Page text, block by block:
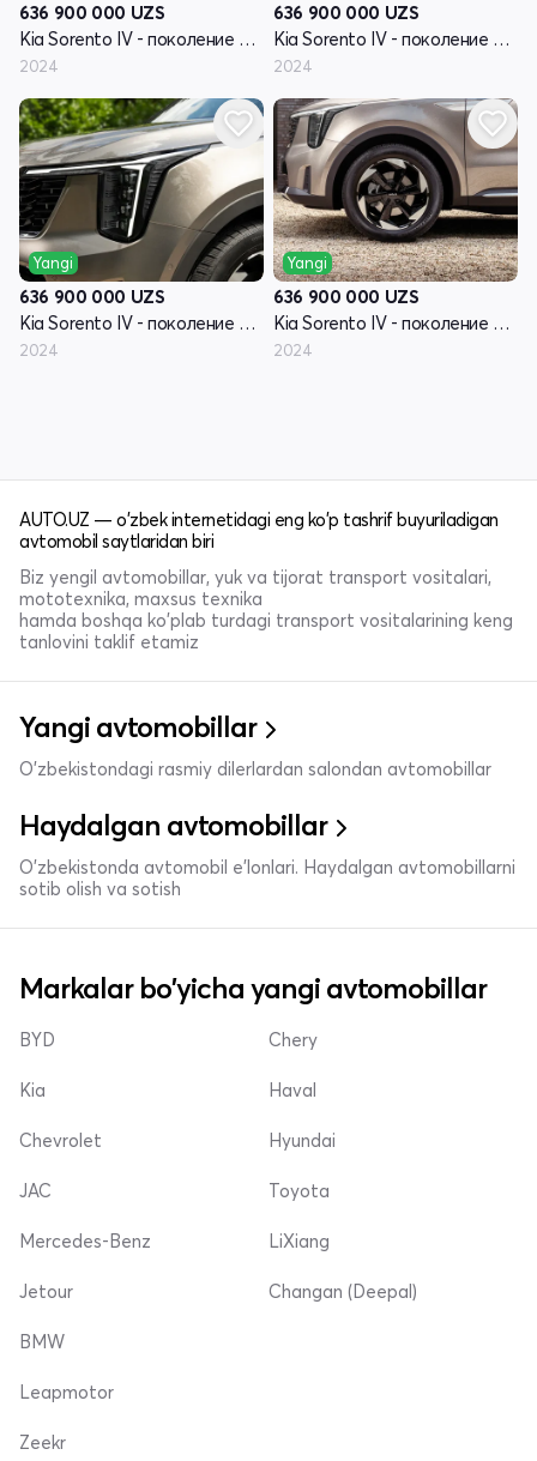
636 900 000 UZS
Kia Sorento IV - поколение рестайлинг
2024
636 900 000 UZS
Kia Sorento IV - поколение рестайлинг
2024
Yangi
636 900 000 UZS
Kia Sorento IV - поколение рестайлинг
2024
Yangi
636 900 000 UZS
Kia Sorento IV - поколение рестайлинг
2024
AUTO.UZ — o'zbek internetidagi eng ko'p tashrif buyuriladigan
avtomobil saytlaridan biri
Biz yengil avtomobillar, yuk va tijorat transport vositalari,
mototexnika, maxsus texnika
hamda boshqa ko'plab turdagi transport vositalarining keng
tanlovini taklif etamiz
Yangi avtomobillar
O'zbekistondagi rasmiy dilerlardan salondan avtomobillar
Haydalgan avtomobillar
O'zbekistonda avtomobil e’lonlari. Haydalgan avtomobillarni
sotib olish va sotish
Markalar bo'yicha yangi avtomobillar
BYD
Kia
Chevrolet
Chery
Haval
Hyundai
JAC
Mercedes-Benz
Jetour
Toyota
LiXiang
Changan (Deepal)
BMW
Leapmotor
Zeekr